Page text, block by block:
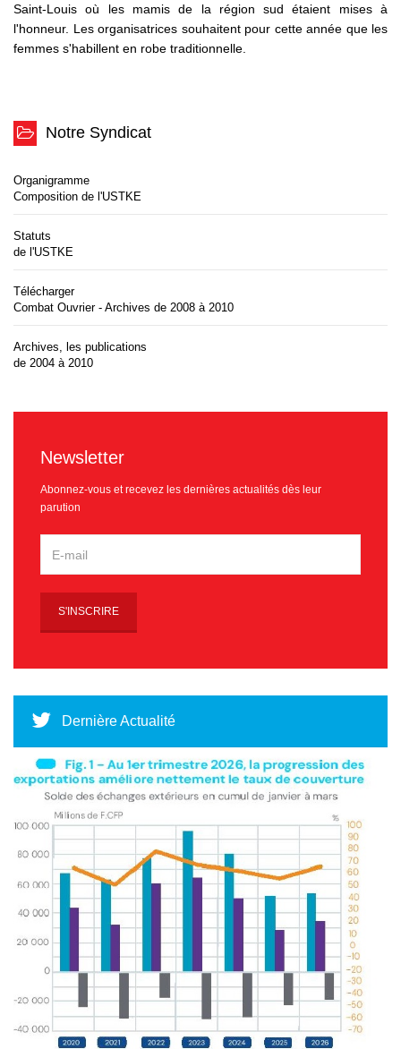
Saint-Louis où les mamis de la région sud étaient mises à
l'honneur. Les organisatrices souhaitent pour cette année que les
femmes s'habillent en robe traditionnelle.
Notre Syndicat
Organigramme
Composition de l'USTKE
Statuts
de l'USTKE
Télécharger
Combat Ouvrier - Archives de 2008 à 2010
Archives, les publications
de 2004 à 2010
Newsletter
Abonnez-vous et recevez les dernières actualités dès leur
parution
Dernière Actualité